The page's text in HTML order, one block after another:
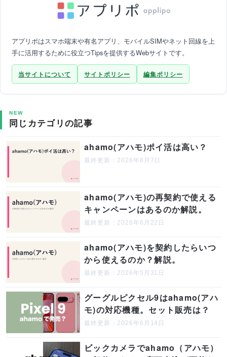
アプリポはスマホ端末や有名アプリ、モバイルSIMやネット回線を上
手に活用するために役立つTipsを提供するWebサイトです。
当サイトについて サイトポリシー 編集ポリシー
NEW
同じカテゴリの記事
ahamo(アハモ)ポイ活は高い？
最終更新：2026年8月7日
ahamo(アハモ)の再契約で使える
キャンペーンはあるのか解説。
最終更新：2026年6月22日
ahamo(アハモ)を契約したらいつ
から使えるのか？解説。
最終更新：2026年5月31日
グーグルピクセル9はahamo(アハ
モ)の対応機種。セット販売は？
最終更新：2026年6月14日
ビックカメラでahamo（アハモ）